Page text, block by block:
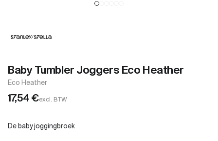
Baby Tumbler Joggers Eco Heather
Eco Heather
17,54€excl. BTW